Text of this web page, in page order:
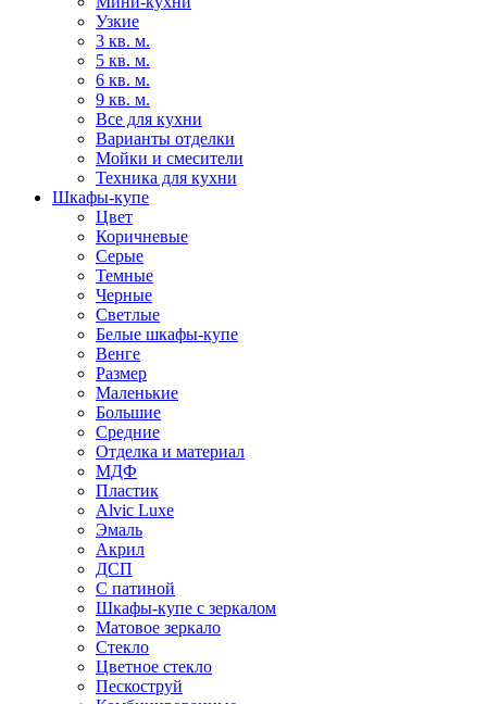
Узкие
3 кв. м.
5 кв. м.
6 кв. м.
9 кв. м.
Все для кухни
Варианты отделки
Мойки и смесители
Техника для кухни
Шкафы-купе
Цвет
Коричневые
Серые
Темные
Черные
Светлые
Белые шкафы-купе
Венге
Размер
Маленькие
Большие
Средние
Отделка и материал
МДФ
Пластик
Alvic Luxe
Эмаль
Акрил
ДСП
С патиной
Шкафы-купе с зеркалом
Матовое зеркало
Стекло
Цветное стекло
Пескоструй